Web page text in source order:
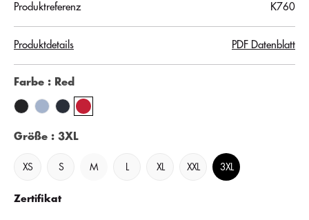
Produktreferenz
K760
Produktdetails PDF Datenblatt
Farbe : Red
Größe : 3XL
XS S M XL XXL 3XL
Zertifikat